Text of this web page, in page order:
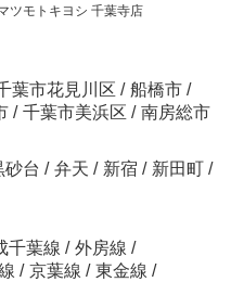
ツモトキヨシ 千葉寺店
葉市花見川区 / 船橋市 /
/ 千葉市美浜区 / 南房総市
砂台 / 弁天 / 新宿 / 新田町 /
千葉線 / 外房線 /
/ 京葉線 / 東金線 /